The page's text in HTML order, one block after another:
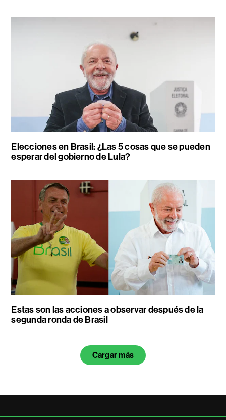
Elecciones en Brasil: ¿Las 5 cosas que se pueden
esperar del gobierno de Lula?
Estas son las acciones a observar después de la
segunda ronda de Brasil
Cargar más